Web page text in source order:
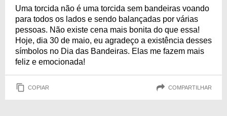
Uma torcida não é uma torcida sem bandeiras voando
para todos os lados e sendo balançadas por várias
pessoas. Não existe cena mais bonita do que essa!
Hoje, dia 30 de maio, eu agradeço a existência desses
símbolos no Dia das Bandeiras. Elas me fazem mais
feliz e emocionada!
COPIAR COMPARTILHAR